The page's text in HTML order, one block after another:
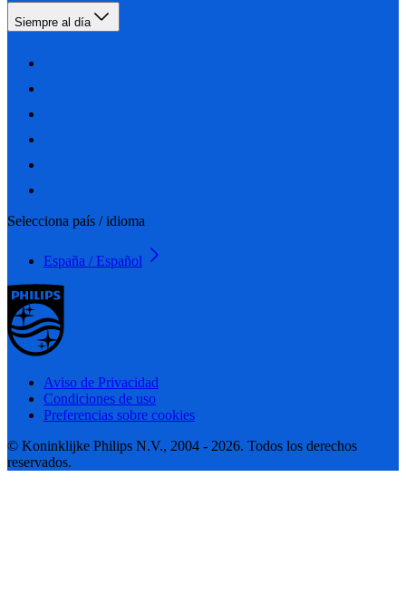
Siempre al día
Selecciona país / idioma
España / Español
Aviso de Privacidad
Condiciones de uso
Preferencias sobre cookies
© Koninklijke Philips N.V., 2004 - 2026. Todos los derechos
reservados.